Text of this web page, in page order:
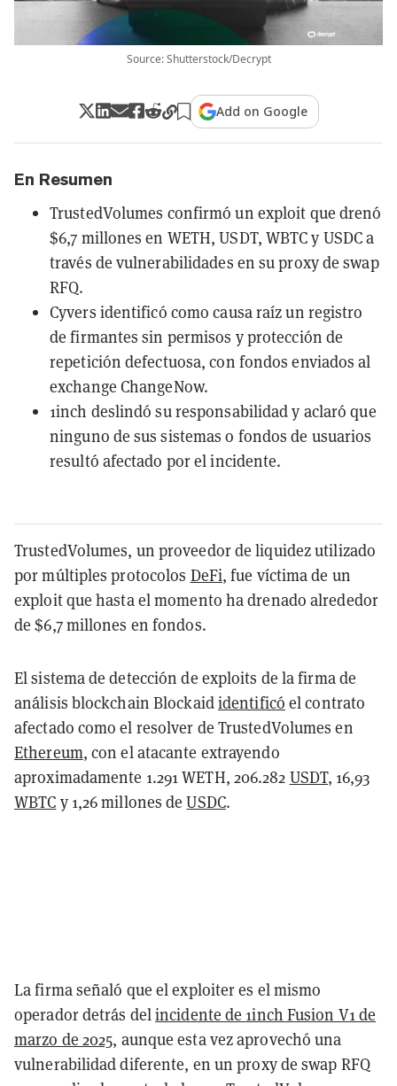
Source: Shutterstock/Decrypt
Add on Google
En Resumen
TrustedVolumes confirmó un exploit que drenó
$6,7 millones en WETH, USDT, WBTC y USDC a
través de vulnerabilidades en su proxy de swap
RFQ.
Cyvers identificó como causa raíz un registro
de firmantes sin permisos y protección de
repetición defectuosa, con fondos enviados al
exchange ChangeNow.
1inch deslindó su responsabilidad y aclaró que
ninguno de sus sistemas o fondos de usuarios
resultó afectado por el incidente.
TrustedVolumes, un proveedor de liquidez utilizado
por múltiples protocolos DeFi, fue víctima de un
exploit que hasta el momento ha drenado alrededor
de $6,7 millones en fondos.
El sistema de detección de exploits de la firma de
análisis blockchain Blockaididentificó el contrato
afectado como el resolver de TrustedVolumes en
Ethereum, con el atacante extrayendo
aproximadamente 1.291 WETH, 206.282 USDT, 16,93
WBTC y 1,26 millones deUSDC.
La firma señaló que el exploiter es el mismo
operador detrás delincidente de 1inch Fusion V1 de
marzo de 2025, aunque esta vez aprovechó una
vulnerabilidad diferente, en un proxy de swap RFQ